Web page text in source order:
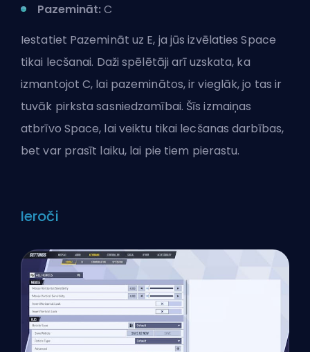
Pazemināt:C
Iestatiet Pazemināt uz E, ja jūs izvēlaties Space
tikai lecšanai. Daži spēlētāji arī uzskata, ka
izmantojot C, lai pazeminātos, ir vieglāk, jo tas ir
tuvāk pirksta sasniedzamībai. Šīs izmaiņas
atbrīvo Space, lai veiktu tikai lecšanas darbības,
bet var prasīt laiku, lai pie tiem pierastu.
Ieroči